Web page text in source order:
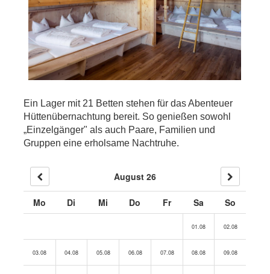
Ein Lager mit 21 Betten stehen für das Abenteuer
Hüttenübernachtung bereit. So genießen sowohl
„Einzelgänger" als auch Paare, Familien und
Gruppen eine erholsame Nachtruhe.
August 26
Mo Di Mi Do Fr Sa So
01.08 02.08
03.08 04.08 05.08 06.08 07.08 08.08 09.08